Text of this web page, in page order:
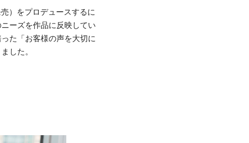
）をプロデュースするに
ーズを作品に反映してい
た「お客様の声を大切に
した。